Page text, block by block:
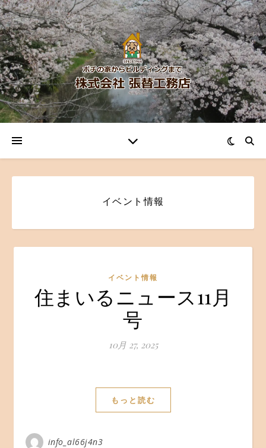
イベント情報
イベント情報
住まいるニュース11月
号
10月 27, 2025
もっと読む
info_al66j4n3